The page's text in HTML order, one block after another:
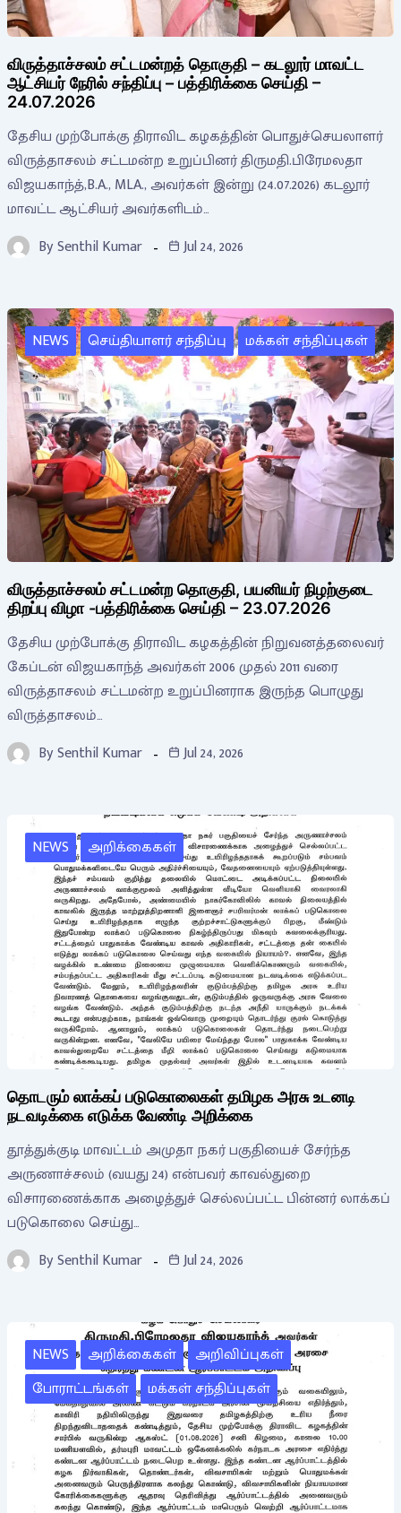
விருத்தாச்சலம் சட்டமன்றத் தொகுதி – கடலூர் மாவட்ட
ஆட்சியர் நேரில் சந்திப்பு – பத்திரிக்கை செய்தி –
24.07.2026
தேசிய முற்போக்கு திராவிட கழகத்தின் பொதுச்செயலாளர்
விருத்தாசலம் சட்டமன்ற உறுப்பினர் திருமதி.பிரேமலதா
விஜயகாந்த்,B.A., MLA., அவர்கள் இன்று (24.07.2026) கடலூர்
மாவட்ட ஆட்சியர் அவர்களிடம்…
BySenthil Kumar Jul 24, 2026
NEWS செய்தியாளர் சந்திப்பு மக்கள் சந்திப்புகள்
விருத்தாச்சலம் சட்டமன்ற தொகுதி, பயனியர் நிழற்குடை
திறப்பு விழா -பத்திரிக்கை செய்தி – 23.07.2026
தேசிய முற்போக்கு திராவிட கழகத்தின் நிறுவனத்தலைவர்
கேப்டன் விஜயகாந்த் அவர்கள் 2006 முதல் 2011 வரை
விருத்தாசலம் சட்டமன்ற உறுப்பினராக இருந்த பொழுது
விருத்தாசலம்…
BySenthil Kumar Jul 24, 2026
NEWS அறிக்கைகள்
தொடரும் லாக்கப் படுகொலைகள் தமிழக அரசு உடனடி
நடவடிக்கை எடுக்க வேண்டி அறிக்கை
தூத்துக்குடி மாவட்டம் அமுதா நகர் பகுதியைச் சேர்ந்த
அருணாச்சலம் (வயது 24) என்பவர் காவல்துறை
விசாரணைக்காக அழைத்துச் செல்லப்பட்ட பின்னர் லாக்கப்
படுகொலை செய்து…
BySenthil Kumar Jul 24, 2026
NEWS அறிக்கைகள்
அறிவிப்புகள்
போராட்டங்கள்
மக்கள் சந்திப்புகள்